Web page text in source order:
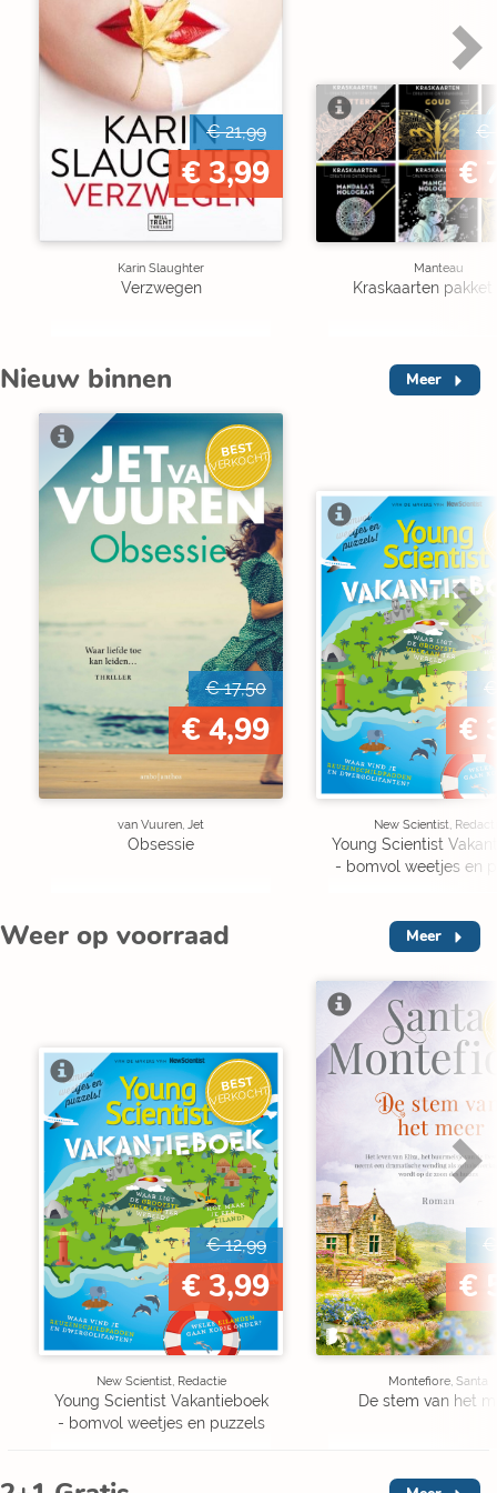
€ 21,99
€ 3,99
Karin Slaughter
Verzwegen
€
€
Manteau
Kraskaarten pakket
Nieuw binnen Meer
BEST
VERKOCHT
€ 17,50
€ 4,99
van Vuuren, Jet
Obsessie
€
New Scientist,
Young Scientist
- bomvol weetjes en
Weer op voorraad Meer
BEST
VERKOCHT
€ 12,99
€ 3,99
New Scientist, Redactie
Young Scientist Vakantieboek
- bomvol weetjes en puzzels
€
€
Montefiore, Santa
De stem van het